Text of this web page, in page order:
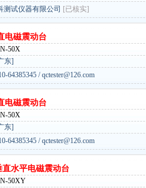
测试仪器有限公司 [已核实]
电磁震动台
50X
东]
64385345 / qctester@126.com
电磁震动台
50X
东]
64385345 / qctester@126.com
水平电磁震动台
50XY